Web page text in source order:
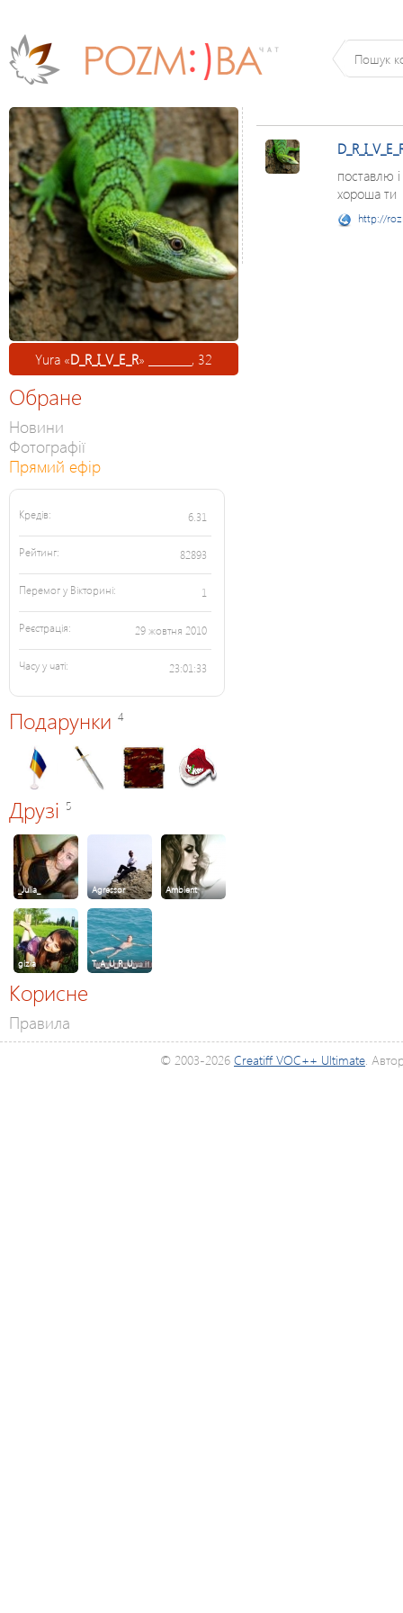
Yura «D_R_I_V_E_R» ________, 32
Обране
Новини
Фотографії
Прямий ефір
Кредів: 6.31
Рейтинг: 82893
Перемог у Вікторині: 1
Реєстрація: 29 жовтня 2010
Часу у чаті: 23:01:33
Подарунки 4
Друзі 5
_Julia_ Agressor Ambient
gizia T_A_U_R_U_…
Корисне
Правила
поставлю
хороша ти
http://
© 2003-2026 Creatiff VOC++ Ultimate.